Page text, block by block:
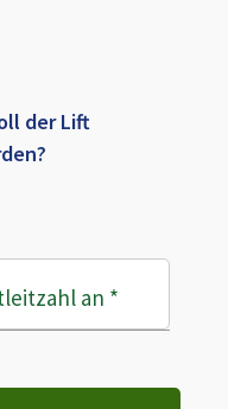
der Lift
an *